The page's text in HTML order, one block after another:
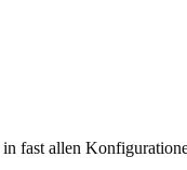
fast allen